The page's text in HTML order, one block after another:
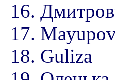
16.
17.
18. Guliza